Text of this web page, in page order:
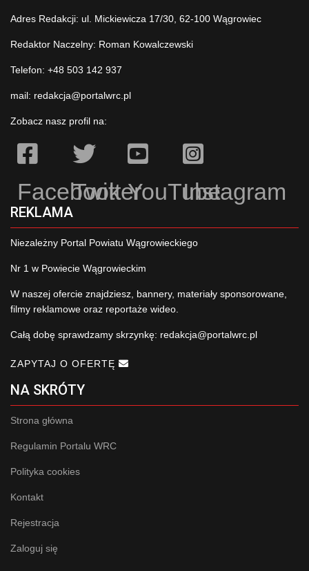
Adres Redakcji: ul. Mickiewicza 17/30, 62-100 Wągrowiec
Redaktor Naczelny: Roman Kowalczewski
Telefon: +48 503 142 937
mail: redakcja@portalwrc.pl
Zobacz nasz profil na:
Facebook
TwitterYouTubeInstagram
REKLAMA
Niezależny Portal Powiatu Wągrowieckiego
Nr 1 w Powiecie Wągrowieckim
W naszej ofercie znajdziesz, bannery, materiały sponsorowane,
filmy reklamowe oraz reportaże wideo.
Całą dobę sprawdzamy skrzynkę: redakcja@portalwrc.pl
ZAPYTAJ O OFERTĘ
NA SKRÓTY
Strona główna
Regulamin Portalu WRC
Polityka cookies
Kontakt
Rejestracja
Zaloguj się